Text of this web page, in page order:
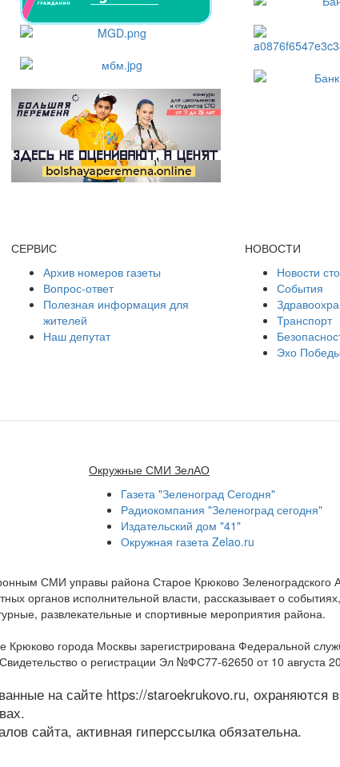
СЕРВИС
Архив номеров газеты
Вопрос-ответ
Полезная информация для
жителей
Наш депутат
НОВОСТИ
Новости
События
Транспорт
Эхо Победы
Окружные СМИ ЗелАО
Газета "Зеленоград Сегодня"
Радиокомпания "Зеленоград сегодня"
Издательский дом "41"
Окружная газета Zelao.ru
СМИ управы района Старое Крюково
органов исполнительной власти, рассказывает о
развлекательные и спортивные мероприятия района.
Крюково города Москвы зарегистрирована Федеральной
о регистрации Эл №ФС77-62650 от 10 августа
на сайте https://staroekrukovo.ru, охраняются
сайта, активная гиперссылка обязательна.